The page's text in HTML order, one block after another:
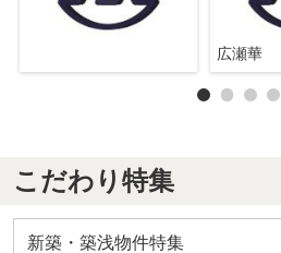
広瀬華
こだわり特集
新築・築浅物件特集